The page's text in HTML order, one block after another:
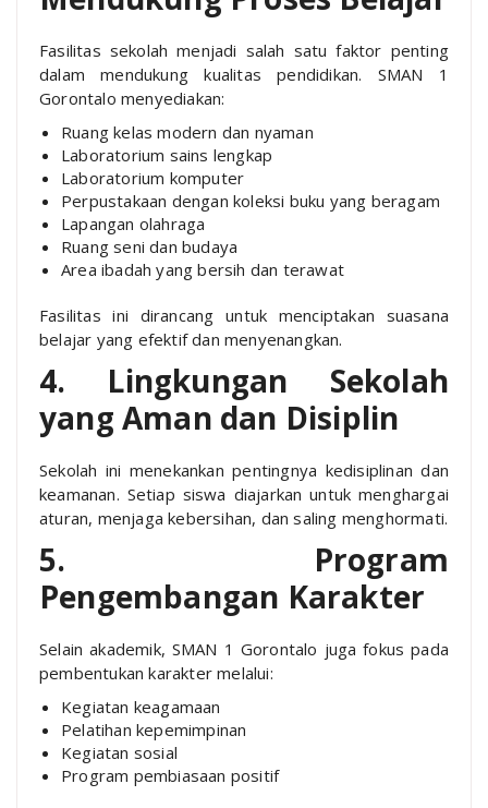
Fasilitas sekolah menjadi salah satu faktor penting
dalam mendukung kualitas pendidikan. SMAN 1
Gorontalo menyediakan:
Ruang kelas modern dan nyaman
Laboratorium sains lengkap
Laboratorium komputer
Perpustakaan dengan koleksi buku yang beragam
Lapangan olahraga
Ruang seni dan budaya
Area ibadah yang bersih dan terawat
Fasilitas ini dirancang untuk menciptakan suasana
belajar yang efektif dan menyenangkan.
4. Lingkungan Sekolah
yang Aman dan Disiplin
Sekolah ini menekankan pentingnya kedisiplinan dan
keamanan. Setiap siswa diajarkan untuk menghargai
aturan, menjaga kebersihan, dan saling menghormati.
5. Program
Pengembangan Karakter
Selain akademik, SMAN 1 Gorontalo juga fokus pada
pembentukan karakter melalui:
Kegiatan keagamaan
Pelatihan kepemimpinan
Kegiatan sosial
Program pembiasaan positif